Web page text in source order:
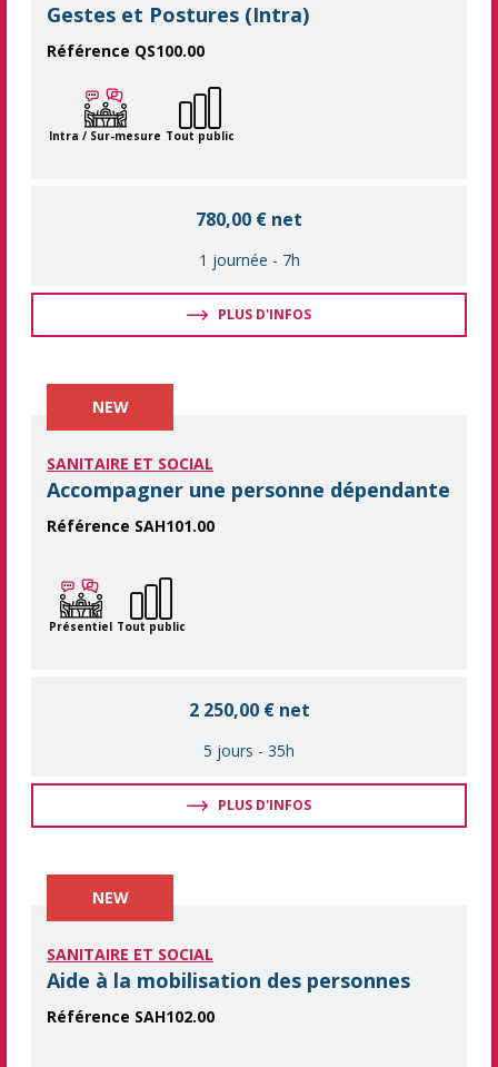
Gestes et Postures (Intra)
Référence QS100.00
Prévenez les blessures et optimisez votre bien-être au
Intra / Sur-mesure Tout public
780,00 € net
1 journée - 7h
PLUS D'INFOS
NEW
SANITAIRE ET SOCIAL
Accompagner une personne dépendante
Référence SAH101.00
Présentiel Tout public
2 250,00 € net
5 jours - 35h
PLUS D'INFOS
NEW
SANITAIRE ET SOCIAL
Aide à la mobilisation des personnes
Référence SAH102.00